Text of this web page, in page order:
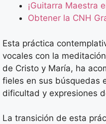
¡Guitarra Maestra
Obtener la CNH
Esta práctica
vocales con la
de Cristo y María, ha
fieles en sus búsquedas
dificultad y expresiones
La transición de esta